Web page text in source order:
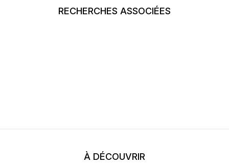
RECHERCHES ASSOCIÉES
À DÉCOUVRIR